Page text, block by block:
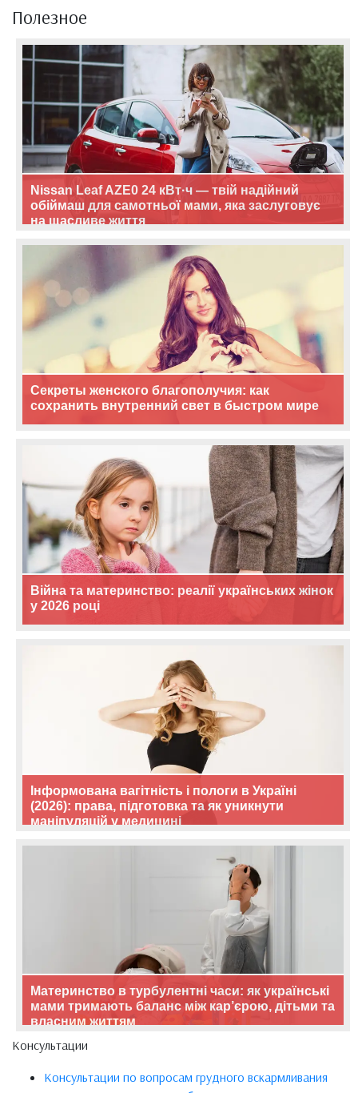
Полезное
Nissan Leaf AZE0 24 кВт·ч — твій надійний
обіймаш для самотньої мами, яка заслуговує
на щасливе життя
Секреты женского благополучия: как
сохранить внутренний свет в быстром мире
Війна та материнство: реалії українських жінок
у 2026 році
Інформована вагітність і пологи в Україні
(2026): права, підготовка та як уникнути
маніпуляцій у медицині
Материнство в турбулентні часи: як українські
мами тримають баланс між кар’єрою, дітьми та
власним життям
Консультации
Консультации по вопросам грудного вскармливания